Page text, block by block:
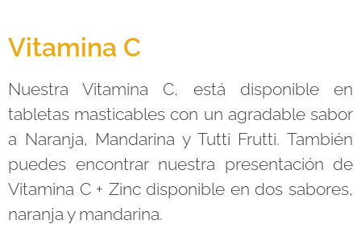
Vitamina C
Nuestra Vitamina C, está disponible en
tabletas masticables con un agradable sabor
a Naranja, Mandarina y Tutti Frutti. También
puedes encontrar nuestra presentación de
Vitamina C + Zinc disponible en dos sabores,
naranja y mandarina.